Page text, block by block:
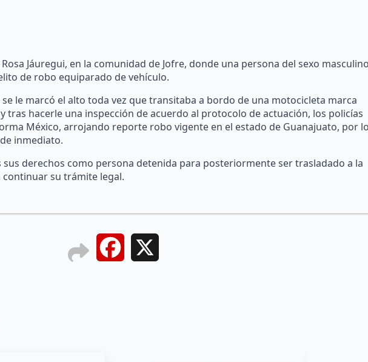
Jáuregui, en la comunidad de Jofre, donde una persona del sexo
de robo equiparado de vehículo.
le marcó el alto toda vez que transitaba a bordo de una motocicleta marca
tras hacerle una inspección de acuerdo al protocolo de actuación, los policías
México, arrojando reporte robo vigente en el estado de Guanajuato, por
inmediato.
sus derechos como persona detenida para posteriormente ser trasladado a la
continuar su trámite legal.
Facebook